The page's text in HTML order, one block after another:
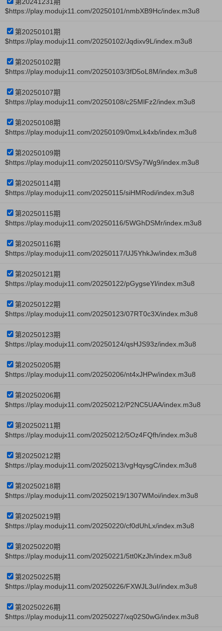
$https://play.modujx11.com/20250101/nmbXB9Hc/index.m3u8
第20250101期
$https://play.modujx11.com/20250102/Jqdixv9L/index.m3u8
第20250102期
$https://play.modujx11.com/20250103/3fD5oL8M/index.m3u8
第20250107期
$https://play.modujx11.com/20250108/c25MlFz2/index.m3u8
第20250108期
$https://play.modujx11.com/20250109/0mxLk4xb/index.m3u8
第20250109期
$https://play.modujx11.com/20250110/SVSy7Wg9/index.m3u8
第20250114期
$https://play.modujx11.com/20250115/siHMRodi/index.m3u8
第20250115期
$https://play.modujx11.com/20250116/5WGhDSMr/index.m3u8
第20250116期
$https://play.modujx11.com/20250117/UJ5YhkJw/index.m3u8
第20250121期
$https://play.modujx11.com/20250122/pGygseYl/index.m3u8
第20250122期
$https://play.modujx11.com/20250123/07RT0c3X/index.m3u8
第20250123期
$https://play.modujx11.com/20250124/qsHJS93z/index.m3u8
第20250205期
$https://play.modujx11.com/20250206/nt4xJHPw/index.m3u8
第20250206期
$https://play.modujx11.com/20250212/P2NC5UAA/index.m3u8
第20250211期
$https://play.modujx11.com/20250212/5Oz4FQfh/index.m3u8
第20250212期
$https://play.modujx11.com/20250213/vgHqysgC/index.m3u8
第20250218期
$https://play.modujx11.com/20250219/1307WMoi/index.m3u8
第20250219期
$https://play.modujx11.com/20250220/cf0dUhLx/index.m3u8
第20250220期
$https://play.modujx11.com/20250221/5tt0KzJh/index.m3u8
第20250225期
$https://play.modujx11.com/20250226/FXWJL3uI/index.m3u8
第20250226期
$https://play.modujx11.com/20250227/xq02S0wG/index.m3u8